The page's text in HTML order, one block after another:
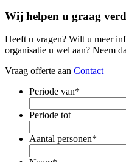
Wij helpen u graag
Heeft u vragen? Wilt u meer
organisatie u wel aan? Neem
Vraag offerte aan Contact
Periode van*
Periode tot
Aantal personen*